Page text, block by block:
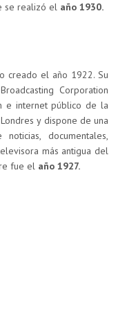
se realizó el año 1930.
creado el año 1922. Su
Corporation
e internet público de la
y dispone de una
documentales,
más antigua del
fue el año 1927.